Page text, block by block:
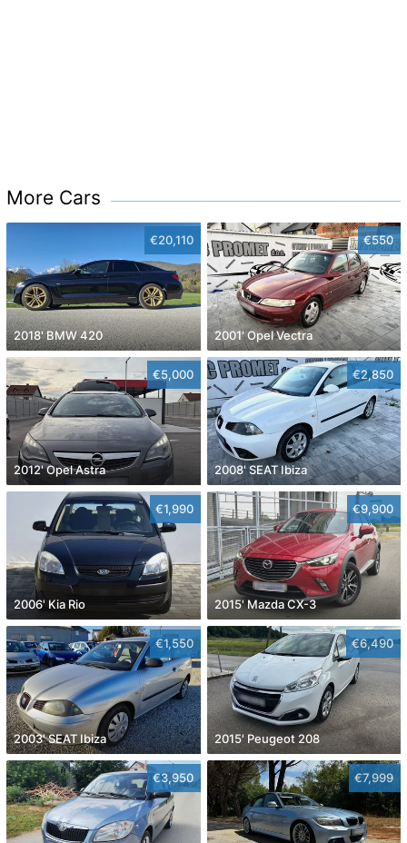
More Cars
€20,110
2018' BMW 420
€550
2001' Opel Vectra
€5,000
2012' Opel Astra
€2,850
2008' SEAT Ibiza
€1,990
2006' Kia Rio
€9,900
2015' Mazda CX-3
€1,550
2003' SEAT Ibiza
€6,490
2015' Peugeot 208
€3,950 €7,999